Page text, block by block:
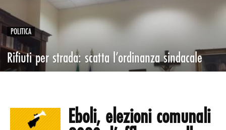
POLITICA
Rifiuti per strada: scatta l’ordinanza sindacale
Eboli, elezioni comunali